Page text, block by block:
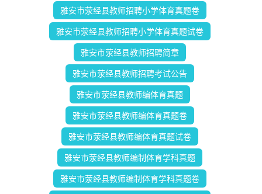
雅安市荥经县教师招聘小学体育真题卷
雅安市荥经县教师招聘小学体育真题试卷
雅安市荥经县教师招聘简章
雅安市荥经县教师招聘考试公告
雅安市荥经县教师编体育真题
雅安市荥经县教师编体育真题卷
雅安市荥经县教师编体育真题试卷
雅安市荥经县教师编制体育学科真题
雅安市荥经县教师编制体育学科真题卷